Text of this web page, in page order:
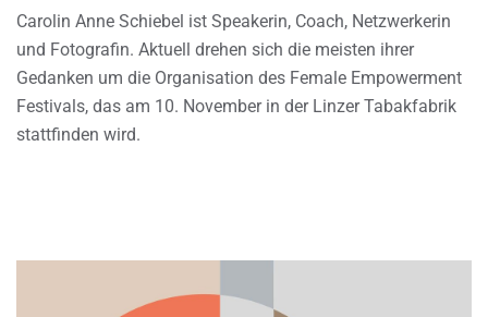
Carolin Anne Schiebel ist Speakerin, Coach, Netzwerkerin
und Fotografin. Aktuell drehen sich die meisten ihrer
Gedanken um die Organisation des Female Empowerment
Festivals, das am 10. November in der Linzer Tabakfabrik
stattfinden wird.